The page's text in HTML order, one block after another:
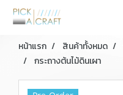
หน้าแรก สินค้าทั้งหมด
กระถางต้นไม้ดินเผา